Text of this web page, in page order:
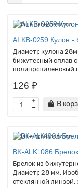
Наше производство
ALKB-0259 Кулон -
Диаметр кулона
бижутерный сплав с
полипропиленовый
126 ₽
В
Наше производство
BK-ALK1086
Брелок из
Диаметр 28 мм.
стеклянной линзой,